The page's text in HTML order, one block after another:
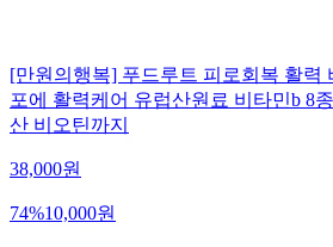
[만원의행복] 푸드루트 피로회복 활력
포에 활력케어 유럽산원료 비타민b 8
산 비오틴까지
38,000원
74%10,000원